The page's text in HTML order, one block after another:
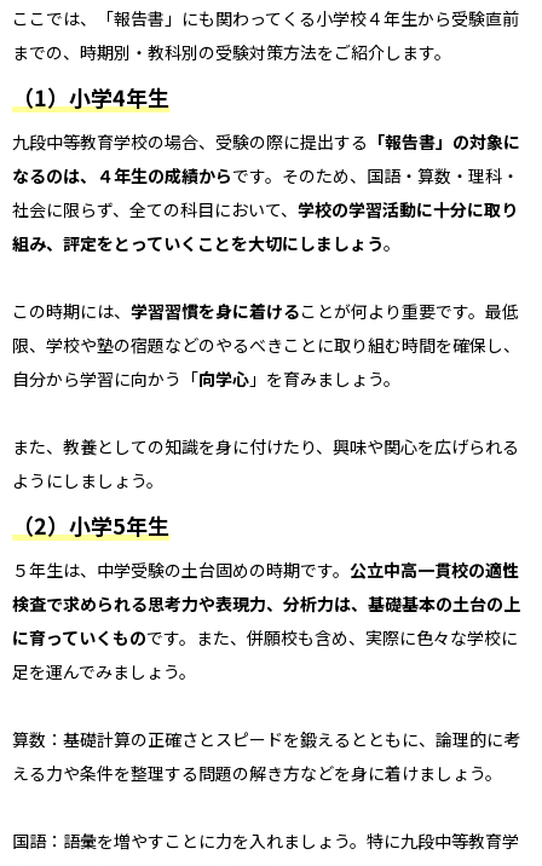
ここでは、「報告書」にも関わってくる小学校４年生から受験直前
までの、時期別・教科別の受験対策方法をご紹介します。
（1）小学4年生
九段中等教育学校の場合、受験の際に提出する 「報告書」の対象に
なるのは、４年生の成績からです。そのため、国語・算数・理科・
社会に限らず、全ての科目において、 学校の学習活動に十分に取り
組み、評定をとっていくことを大切にしましょう。
この時期には、 学習習慣を身に着けることが何より重要です。最低
限、学校や塾の宿題などのやるべきことに取り組む時間を確保し、
自分から学習に向かう「向学心 」を育みましょう。
また、教養としての知識を身に付けたり、興味や関心を広げられる
ようにしましょう。
（2）小学5年生
５年生は、中学受験の土台固めの時期です。 公立中高一貫校の適性
検査で求められる思考力や表現力、分析力は、基礎基本の土台の上
に育っていくものです。また、併願校も含め、実際に色々な学校に
足を運んでみましょう。
算数：基礎計算の正確さとスピードを鍛えるとともに、論理的に考
える力や条件を整理する問題の解き方などを身に着けましょう。
国語：語彙を増やすことに力を入れましょう。特に九段中等教育学